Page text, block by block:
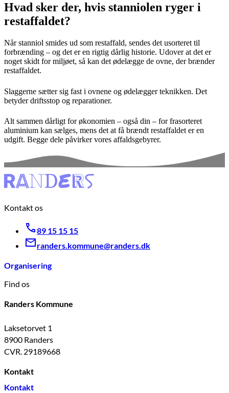
Hvad sker der, hvis stanniolen ryger i
restaffaldet?
Når stanniol smides ud som restaffald, sendes det usorteret til
forbrænding – og det er en rigtig dårlig historie. Udover at det er
noget skidt for miljøet, så kan det ødelægge de ovne, der brænder
restaffaldet.
Slaggerne sætter sig fast i ovnene og ødelægger teknikken. Det
betyder driftsstop og reparationer.
Alt sammen dårligt for økonomien – også din – for frasorteret
aluminium kan sælges, mens det at få brændt restaffaldet er en
udgift. Begge dele påvirker vores affaldsgebyrer.
Kontakt os
89 15 15 15
randers.kommune@randers.dk
Organisering
Find os
Randers Kommune
Laksetorvet 1
8900 Randers
CVR. 29189668
Kontakt
Kontakt